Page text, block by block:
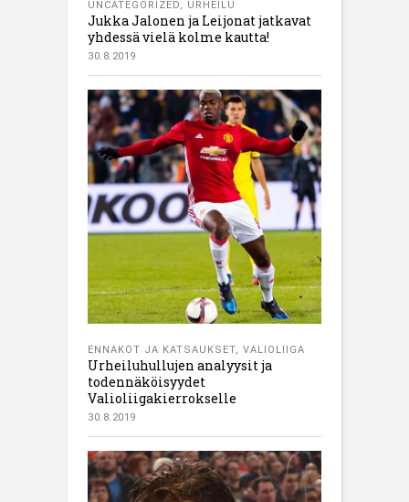
UNCATEGORIZED, URHEILU
Jukka Jalonen ja Leijonat jatkavat
yhdessä vielä kolme kautta!
30.8.2019
ENNAKOT JA KATSAUKSET, VALIOLIIGA
Urheiluhullujen analyysit ja
todennäköisyydet
Valioliigakierrokselle
30.8.2019